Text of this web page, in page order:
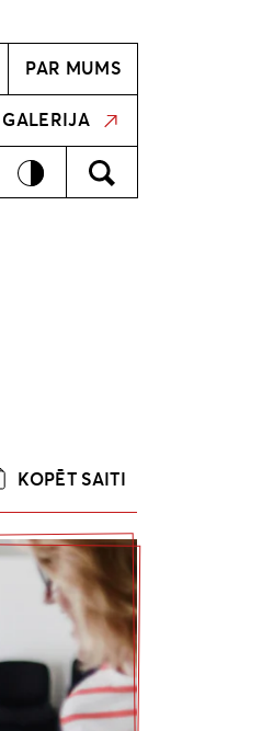
PAR MUMS
GALERIJA
KontrastsMeklēt
MEKLĒT
KOPĒT SAITI